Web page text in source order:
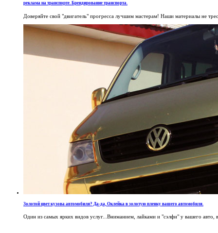
реклама на транспорте. Брендирование транспорта.
Доверяйте свой "двигатель" прогресса лучшим мастерам! Наши материалы не
Золотой цвет кузова автомобиля? Да-да, Оклейка в золотую пленку вашего автомобиля.
Один из самых ярких видов услуг...Вниманием, лайками и "сэлфи" у вашего авто,